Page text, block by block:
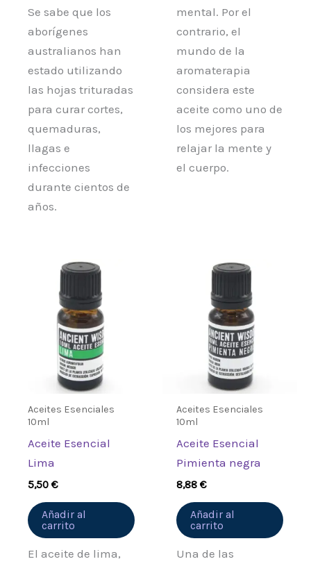
Se sabe que los
aborígenes
australianos han
estado utilizando
las hojas trituradas
para curar cortes,
quemaduras,
llagas e
infecciones
durante cientos de
años.
mental. Por el
contrario, el
mundo de la
aromaterapia
considera este
aceite como uno de
los mejores para
relajar la mente y
el cuerpo.
Aceites Esenciales
10ml
Aceite Esencial
Lima
5,50€
Añadir al
carrito
El aceite de lima,
Aceites Esenciales
10ml
Aceite Esencial
Pimienta negra
8,88€
Añadir al
carrito
Una de las